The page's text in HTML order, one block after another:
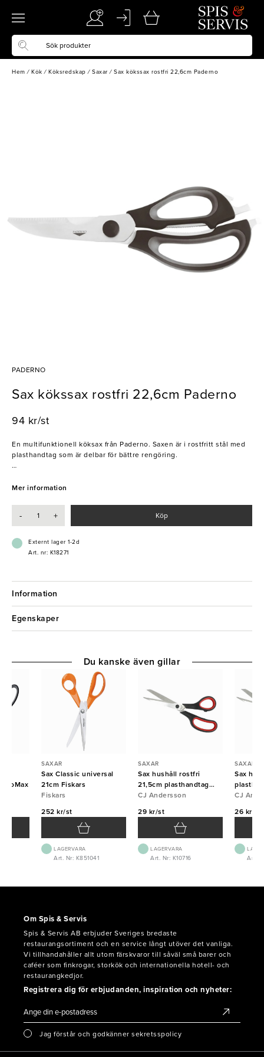
Hem / Kök / Köksredskap / Saxar / Sax kökssax rostfri 22,6cm Paderno
PADERNO
Sax kökssax rostfri 22,6cm Paderno
94 kr/st
En multifunktionell köksax från Paderno. Saxen är i rostfritt stål med
plasthandtag som är delbar för bättre rengöring.
- Slitstark
Mer information
- + Köp
Externt lager 1-2d
Art. nr: K18271
Information
Egenskaper
SAXAR
Sax Classic universal
21cm Fiskars
Fiskars
252 kr/st
LAGERVARA
Art. Nr: K851041
SAXAR
Sax hushåll rostfri
21,5cm plasthandtag
röd/svart
CJ Andersson
29 kr/st
LAGERVARA
Art. Nr: K10716
SAXAR
Sax
CJ
26 kr/st
Art.
Du kanske även gillar
Om Spis & Servis
Spis & Servis AB erbjuder Sveriges bredaste
restaurangsortiment och en service långt utöver det vanliga.
Vi tillhandahåller allt utom färskvaror till såväl små barer och
caféer som finkrogar, storkök och internationella hotell- och
restaurangkedjor.
Registrera dig för erbjudanden, inspiration och nyheter:
Jag förstår och godkänner sekretsspolicy